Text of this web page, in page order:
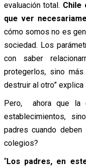
evaluación total. Chile
que ver
cómo somos no es
sociedad. Los
con saber
protegerlos, sino
destruir al otro”
Pero, ahora que la
establecimientos,
padres cuando
colegios?
“Los padres, en